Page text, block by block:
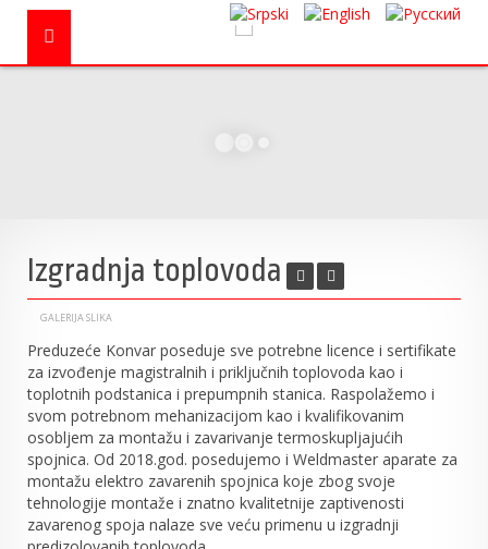
Izgradnja toplovoda
GALERIJA SLIKA
Preduzeće Konvar poseduje sve potrebne licence i sertifikate
za izvođenje magistralnih i priključnih toplovoda kao i
toplotnih podstanica i prepumpnih stanica. Raspolažemo i
svom potrebnom mehanizacijom kao i kvalifikovanim
osobljem za montažu i zavarivanje termoskupljajućih
spojnica. Od 2018.god. posedujemo i Weldmaster aparate za
montažu elektro zavarenih spojnica koje zbog svoje
tehnologije montaže i znatno kvalitetnije zaptivenosti
zavarenog spoja nalaze sve veću primenu u izgradnji